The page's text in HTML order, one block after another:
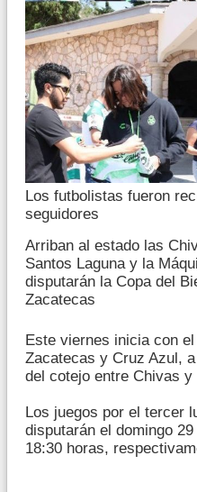
Los futbolistas fueron
seguidores
Arriban al estado las
Santos Laguna y la
disputarán la Copa del
Zacatecas
Este viernes inicia con
Zacatecas y Cruz Azul,
del cotejo entre Chivas
Los juegos por el tercer
disputarán el domingo
18:30 horas,